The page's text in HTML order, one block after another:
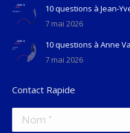
10 questions à Jean-
7 mai 2026
10 questions à Anne
7 mai 2026
Contact Rapide
Nom *